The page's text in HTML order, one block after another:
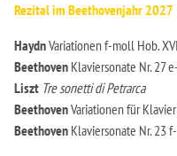
Rezital im Beethovenjahr 2027
HaydnVariationen f-moll Hob.
Beethoven Klaviersonate Nr. 27
Liszt Tre sonetti di Petrarca
BeethovenVariationen für
Beethoven Klaviersonate Nr. 23